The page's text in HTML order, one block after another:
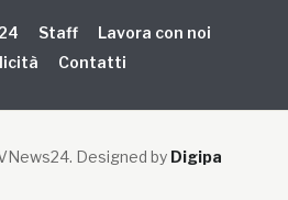
Staff
Lavora con noi
Contatti
. Designed by Digipa